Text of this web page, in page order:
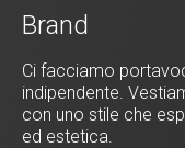
Brand
Ci facciamo
indipendente.
con uno stile che
ed estetica.